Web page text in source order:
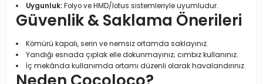
Uygunluk:Folyo ve HMD/lotus sistemleriyle uyumludur.
Güvenlik & Saklama Önerileri
Kömürü kapalı, serin ve nemsiz ortamda saklayınız.
Yandığı esnada çıplak elle dokunmayınız; cımbız kullanınız.
İç mekânda kullanımda ortamı düzenli olarak havalandırınız.